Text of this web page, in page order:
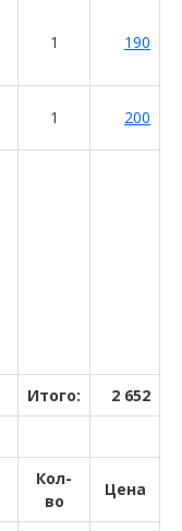
1 190
1 200
Итого:
2 652
Кол-
во
Цена